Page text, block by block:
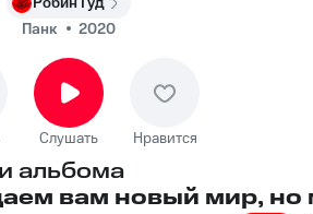
Панк
2020
Слушать Нравится
альбома
вам новый мир, но